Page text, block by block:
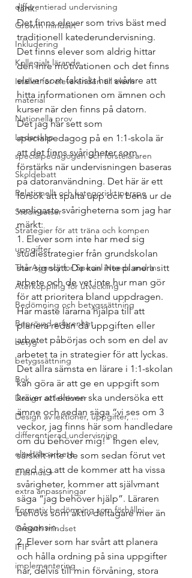
differentierad undervisning
Growth mindset
Inkludering
Kollegialt lärande
Istället för elevärenden till elevh
material
Nationella prov
Ledarskap
specialpedagogen och försteläraren
Skoldebatt
Relationellt och kategoriskt perspe
Stödinsatser
Strategier för att träna och kompen
uppgifter
The Agency for Special Needs and In
Återkoppling för utveckling
Bedömning och betygssättning
Beprövad erfarenhet
betyg
betygssättning
Bok
Design av lektioner
Design av lektioner, uppgifter, ...
differentierad undervisning
elevhälsoarbete
Erasmus +
extra anpassningar
Formativ bedömning som förhållni...
Growth mindset
IFIP
implementering
tänk.
Det finns elever som trivs bäst med
traditionell katederundervisning.
Det finns elever som aldrig hittar
den inre motivationen och det finns
elever som faktiskt har svårare att
hitta informationen om ämnen och
kurser när den finns på datorn.
Det jag har sett som
specialpedagog på en 1:1-skola är
att det finns svårigheter som
förstärks när undervisningen baseras
på datoranvändning. Det här är ett
försök att spalta upp och bena ur de
vanligaste svårigheterna som jag har
märkt:
1. Elever som inte har med sig
studiestrategier från grundskolan
står sig slätt. De kan inte planera sitt
arbete och de vet inte hur man gör
för att prioritera bland uppdragen.
Här måste lärarna hjälpa till att
planera redan då uppgiften eller
arbetet påbörjas och som en del av
arbetet ta in strategier för att lyckas.
Det allra sämsta en lärare i 1:1-skolan
kan göra är att ge en uppgift som
kräver att eleven ska undersöka ett
ämne och sedan säga “vi ses om 3
veckor, jag finns här som handledare
om du behöver mig!” Ingen elev,
särskilt inte de som sedan förut vet
med sig att de kommer att ha vissa
svårigheter, kommer att självmant
säga “jag behöver hjälp”. Läraren
behövs som aktiv deltagare mer än
någonsin.
2. Elever som har svårt att planera
och hålla ordning på sina uppgifter
har, delvis till min förvåning, stora